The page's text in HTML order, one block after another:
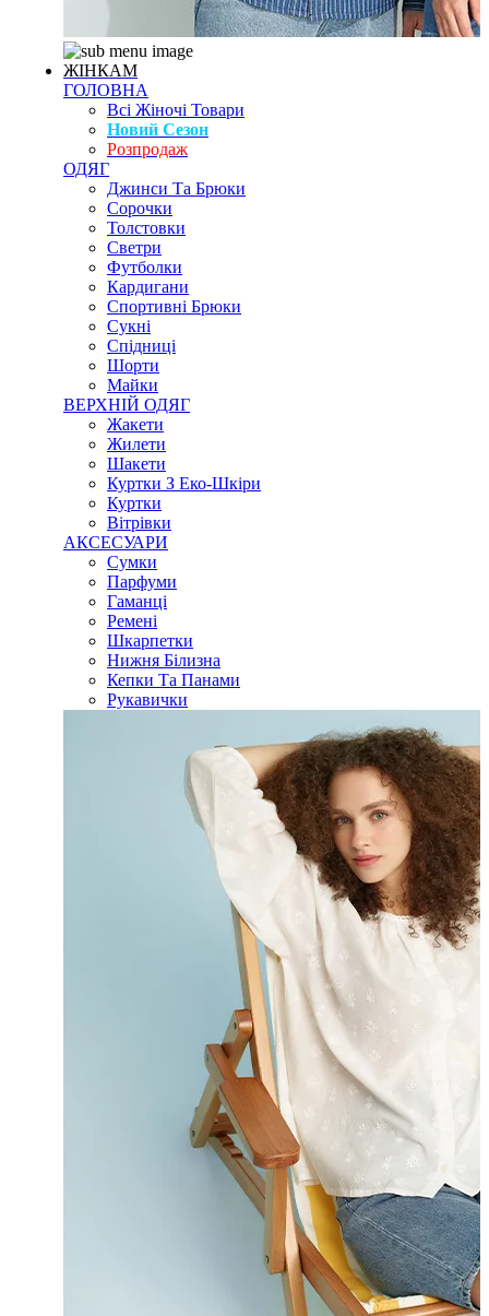
ЖІНКАМ
ГОЛОВНА
Всі Жіночі Товари
Новий Сезон
Розпродаж
ОДЯГ
Джинси Та Брюки
Сорочки
Толстовки
Светри
Футболки
Кардигани
Спортивні Брюки
Сукні
Спідниці
Шорти
Майки
ВЕРХНІЙ ОДЯГ
Жакети
Жилети
Шакети
Куртки З Еко-Шкіри
Куртки
Вітрівки
АКСЕСУАРИ
Сумки
Парфуми
Гаманці
Ремені
Шкарпетки
Нижня Білизна
Кепки Та Панами
Рукавички